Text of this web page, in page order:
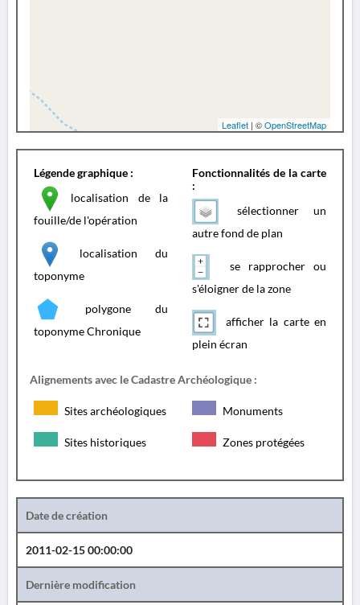
Leaflet | ©OpenStreetMap
Légende graphique :
localisation de la
fouille/de l'opération
localisation du
toponyme
polygone du
toponyme Chronique
Fonctionnalités de la carte
:
sélectionner un
autre fond de plan
se rapprocher ou
s'éloigner de la zone
afficher la carte en
plein écran
Alignements avec le Cadastre Archéologique :
Sites archéologiques Monuments
Sites historiques Zones protégées
Date de création
2011-02-15 00:00:00
Dernière modification